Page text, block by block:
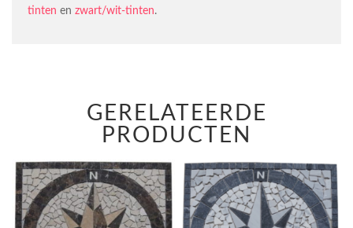
tinten en zwart/wit-tinten.
GERELATEERDE
PRODUCTEN